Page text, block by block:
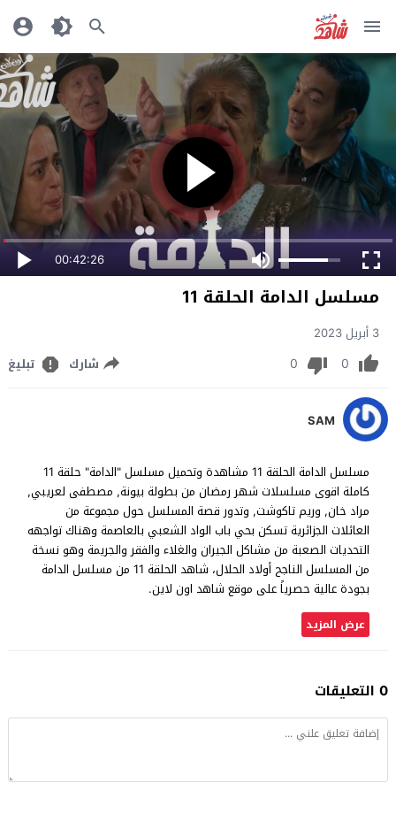
00:42:26
مسلسل الدامة الحلقة 11
3 أبريل 2023
0
0 شارك تبليغ
SAM
مسلسل الدامة الحلقة 11 مشاهدة وتحميل مسلسل "الدامة" حلقة 11
كاملة اقوى مسلسلات شهر رمضان من بطولة بيونة, مصطفى لعريبي,
مراد خان, وريم تاكوشت, وتدور قصة المسلسل حول مجموعة من
العائلات الجزائرية تسكن بحي باب الواد الشعبي بالعاصمة وهناك تواجهه
التحديات الصعبة من مشاكل الجيران والغلاء والفقر والجريمة وهو نسخة
من المسلسل الناجح أولاد الحلال، شاهد الحلقة 11 من مسلسل الدامة
بجودة عالية حصرياً على موقع شاهد اون لاين.
عرض المزيد
0 التعليقات